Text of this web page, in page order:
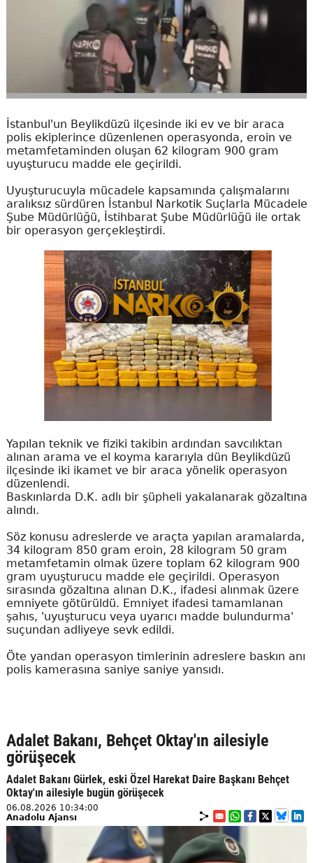
İstanbul'un Beylikdüzü ilçesinde iki ev ve bir araca
polis ekiplerince düzenlenen operasyonda, eroin ve
metamfetaminden oluşan 62 kilogram 900 gram
uyuşturucu madde ele geçirildi.
Uyuşturucuyla mücadele kapsamında çalışmalarını
aralıksız sürdüren İstanbul Narkotik Suçlarla Mücadele
Şube Müdürlüğü, İstihbarat Şube Müdürlüğü ile ortak
bir operasyon gerçekleştirdi.
Yapılan teknik ve fiziki takibin ardından savcılıktan
alınan arama ve el koyma kararıyla dün Beylikdüzü
ilçesinde iki ikamet ve bir araca yönelik operasyon
düzenlendi.
Baskınlarda D.K. adlı bir şüpheli yakalanarak gözaltına
alındı.
Söz konusu adreslerde ve araçta yapılan aramalarda,
34 kilogram 850 gram eroin, 28 kilogram 50 gram
metamfetamin olmak üzere toplam 62 kilogram 900
gram uyuşturucu madde ele geçirildi. Operasyon
sırasında gözaltına alınan D.K., ifadesi alınmak üzere
emniyete götürüldü. Emniyet ifadesi tamamlanan
şahıs, 'uyuşturucu veya uyarıcı madde bulundurma'
suçundan adliyeye sevk edildi.
Öte yandan operasyon timlerinin adreslere baskın anı
polis kamerasına saniye saniye yansıdı.
Adalet Bakanı, Behçet Oktay'ın ailesiyle
görüşecek
Adalet Bakanı Gürlek, eski Özel Harekat Daire Başkanı Behçet
Oktay'ın ailesiyle bugün görüşecek
06.08.2026 10:34:00
Anadolu Ajansı